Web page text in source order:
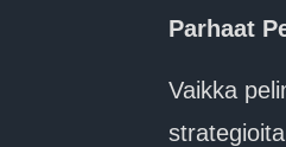
Parhaat
Vaikka